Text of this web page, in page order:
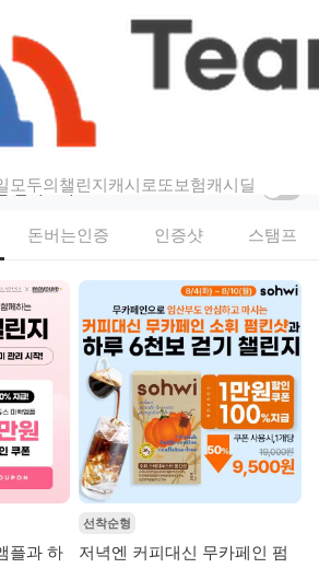
모두의챌린지캐시로또보험캐시딜
챌린지
증샷 리워드 챌린지
알려드려요
돈버는인증 인증샷 스탬프
플과 하
선착순형
저녁엔 커피대신 무카페인 펌